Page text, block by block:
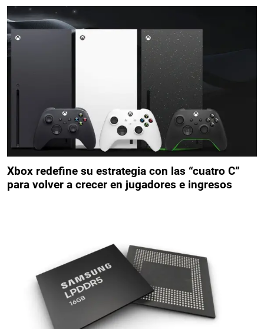
Xbox redefine su estrategia con las “cuatro C”
para volver a crecer en jugadores e ingresos